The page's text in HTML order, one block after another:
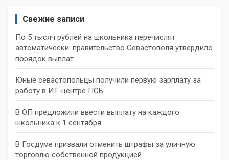
Свежие записи
По 5 тысяч рублей на школьника перечислят
автоматически: правительство Севастополя утвердило
порядок выплат
Юные севастопольцы получили первую зарплату за
работу в ИТ-центре ПСБ
В ОП предложили ввести выплату на каждого
школьника к 1 сентября
В Госдуме призвали отменить штрафы за уличную
торговлю собственной продукцией